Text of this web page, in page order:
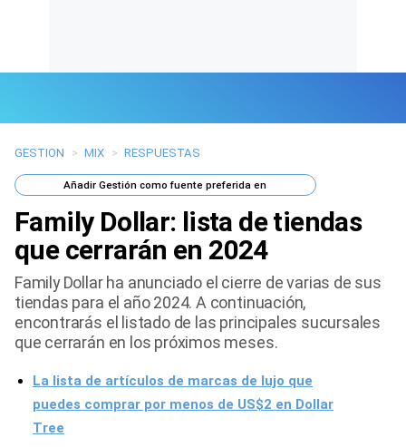
Últimas Noticias
Mi Bolsillo
Respuestas
Gente
Vida Laboral
Sports
GESTION > MIX > RESPUESTAS
AñadirGestión como fuente preferida en
Family Dollar: lista de tiendas
que cerrarán en 2024
Family Dollar ha anunciado el cierre de varias de sus
tiendas para el año 2024. A continuación,
encontrarás el listado de las principales sucursales
que cerrarán en los próximos meses.
La lista de artículos de marcas de lujo que
puedes comprar por menos de US$2 en Dollar
Tree